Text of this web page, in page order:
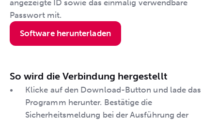
angezeigte ID sowie das einmalig verwendbare
Passwort mit.
Software herunterladen
So wird die Verbindung hergestellt
Klicke auf den Download-Button und lade das
Programm herunter. Bestätige die
Sicherheitsmeldung bei der Ausführung der